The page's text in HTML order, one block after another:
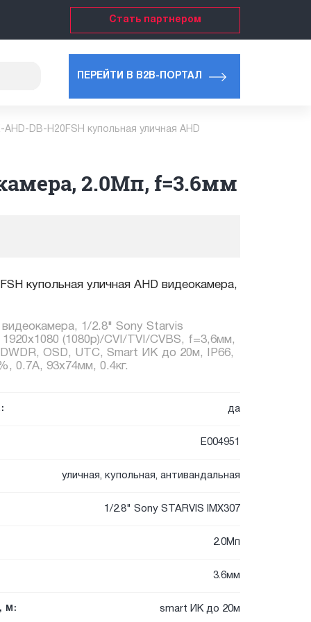
Стать партнером
ПЕРЕЙТИ В B2B-ПОРТАЛ
AHD-DB-H20FSH купольная уличная AHD
2.0Мп, f=3.6мм
купольная уличная AHD видеокамера,
видеокамера, 1/2.8" Sony Starvis
1920x1080 (1080p)/CVI/TVI/CVBS, f=3,6мм,
OSD, UTC, Smart ИК до 20м, IP66,
0.7А, 93x74мм, 0.4кг.
да
E004951
уличная, купольная, антивандальная
1/2.8" Sony STARVIS IMX307
2.0Мп
3.6мм
М: smart ИК до 20м